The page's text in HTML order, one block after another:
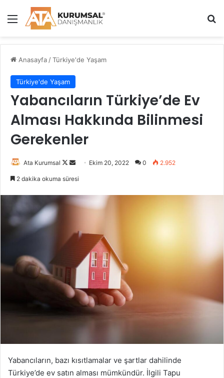
Menü
Anasayfa /Türkiye'de Yaşam
Türkiye'de Yaşam
Yabancıların Türkiye’de Ev
Alması Hakkında Bilinmesi
Gerekenler
Ata Kurumsal
F
o o
a
g
ö
r
Ekim 20, 2022 0 2.952
2 dakika okuma süresi
Yabancıların, bazı kısıtlamalar ve şartlar dahilinde
Türkiye’de ev satın alması mümkündür. İlgili Tapu